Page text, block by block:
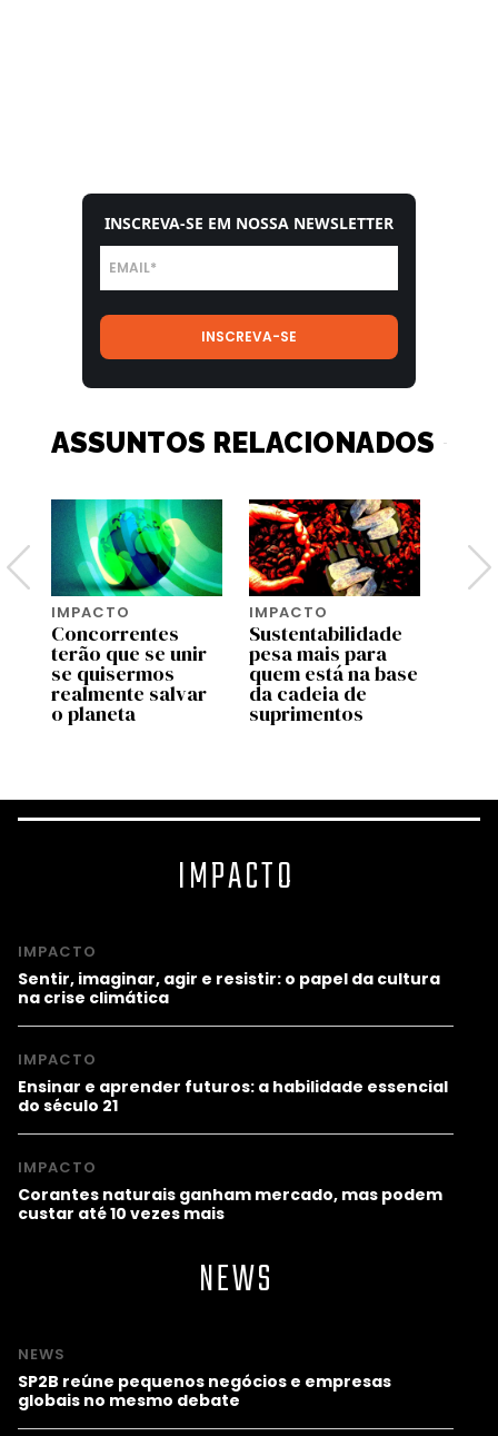
INSCREVA-SE EM NOSSA NEWSLETTER
ASSUNTOS RELACIONADOS
IMPACTO
Concorrentes
terão que se unir
se quisermos
realmente salvar
o planeta
IMPACTO
Sustentabilidade
pesa mais para
quem está na base
da cadeia de
suprimentos
IMPACTO
IMPACTO
Sentir, imaginar, agir e resistir: o papel da cultura
na crise climática
IMPACTO
Ensinar e aprender futuros: a habilidade essencial
do século 21
IMPACTO
Corantes naturais ganham mercado, mas podem
custar até 10 vezes mais
NEWS
NEWS
SP2B reúne pequenos negócios e empresas
globais no mesmo debate